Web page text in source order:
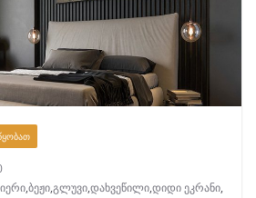
,ბეჟი,გლუვი,დახვეწილი,დიდი ეკრანი,